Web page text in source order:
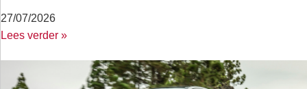
27/07/2026
Lees verder »